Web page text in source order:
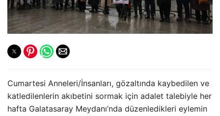
Cumartesi Anneleri/İnsanları, gözaltında kaybedilen ve
katledilenlerin akıbetini sormak için adalet talebiyle her
hafta Galatasaray Meydanı’nda düzenledikleri eylemin